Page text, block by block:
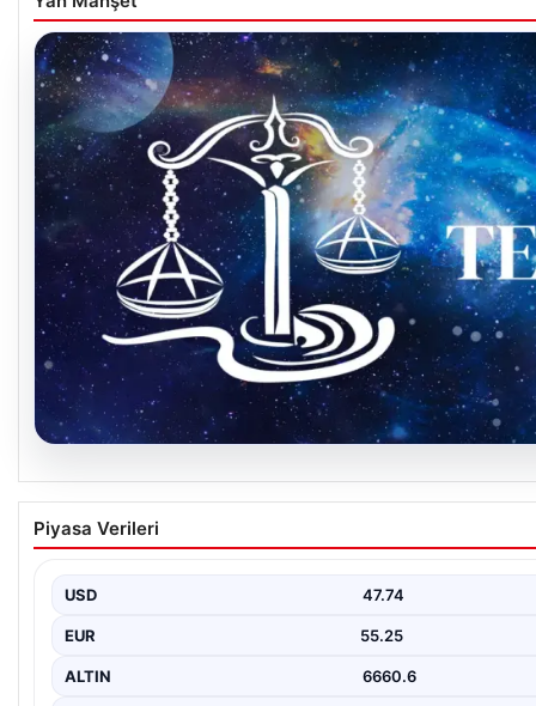
08.08.2026
9 Ağustos Terazi Burcu Günlük Yorumu
Bugün Terazi burcu insanları için ikili ilişkilerde iletişimin ön
Piyasa Verileri
USD 47.74
EUR 55.25
ALTIN 6660.6